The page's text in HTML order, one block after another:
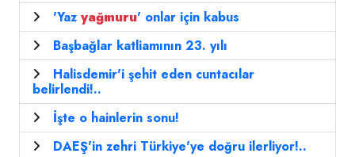
'Yaz yağmuru' onlar için kabus
Başbağlar katliamının 23. yılı
Halisdemir'i şehit eden cuntacılar
belirlendi!..
İşte o hainlerin sonu!
DAEŞ'in zehri Türkiye'ye doğru ilerliyor!..